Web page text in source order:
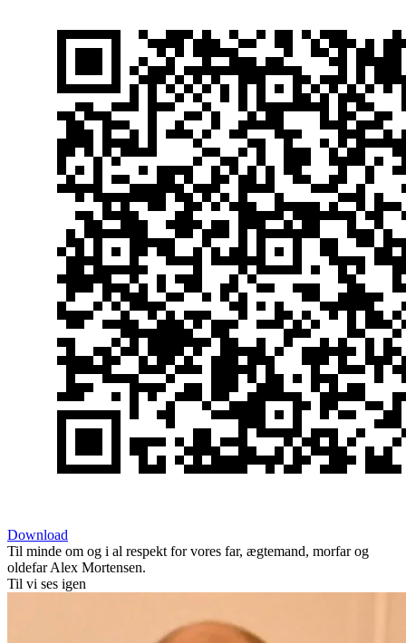
Download
Til minde om og i al respekt for vores far, ægtemand, morfar og
oldefar Alex Mortensen.
Til vi ses igen